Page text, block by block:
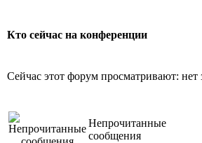
Кто сейчас на конференции
Сейчас этот форум просматривают: нет
Непрочитанные
сообщения